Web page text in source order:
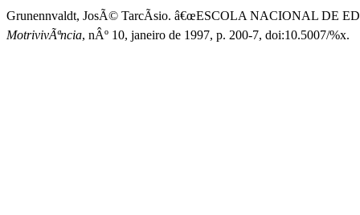
Grunennvaldt, JosÃ© TarcÃ­sio. â€œESCOLA NACIONAL DE
MotrivivÃªncia, nÂº 10, janeiro de 1997, p. 200-7, doi:10.5007/%x.